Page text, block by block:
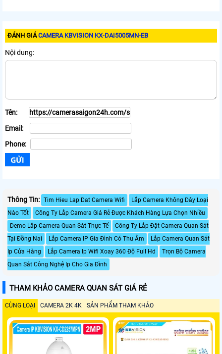
ĐÁNH GIÁCAMERA KBVISION KX-DAI5005MN-EB
Nội dung:
Tên:
Email:
Phone:
Thông Tin: Tim Hieu Lap Dat Camera Wifi
Lắp Camera Không Dây Loại
Nào Tốt
Công Ty Lắp Camera Giá Rẻ Được Khách Hàng Lựa Chọn Nhiều
Demo Lắp Camera Quan Sát Thực Tế
Công Ty Lắp Đặt Camera Quan Sát
Tại Đồng Nai
Lắp Camera IP Gia Đình Có Thu Âm
Lắp Camera Quan Sát
Ip Cửa Hàng
Lắp Camera Ip Wifi Xoay 360 Độ Full Hd
Trọn Bộ Camera
Quan Sát Công Nghệ Ip Cho Gia Đình
THAM KHẢO CAMERA QUAN SÁT GIÁ RẺ
CÙNG LOẠI CAMERA 2K 4K SẢN PHẨM THAM KHẢO